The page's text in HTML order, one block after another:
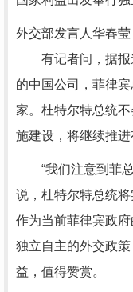
外交部发言人华春莹
有记者问，据报
的中国公司，菲律
家。杜特尔特总统
施建设，将继续推
“我们注意到菲总
说，杜特尔特总统
作为当前菲律宾政
独立自主的外交政
益，值得赞赏。